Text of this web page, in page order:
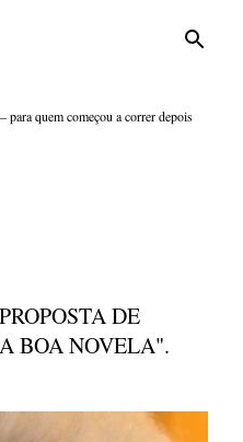
quem começou a correr depois
DE
BOA NOVELA".